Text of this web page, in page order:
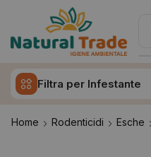
Filtra per Infestante
Home Rodenticidi Esche